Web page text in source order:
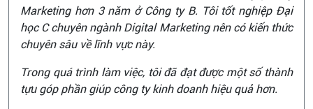
Marketing hơn 3 năm ở Công ty B. Tôi tốt nghiệp Đại
học C chuyên ngành Digital Marketing nên có kiến thức
chuyên sâu về lĩnh vực này.
Trong quá trình làm việc, tôi đã đạt được một số thành
tựu góp phần giúp công ty kinh doanh hiệu quả hơn.